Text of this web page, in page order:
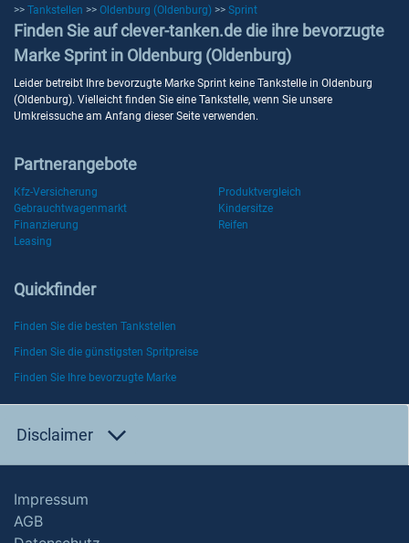
>> Tankstellen >> Oldenburg (Oldenburg) >> Sprint
Finden Sie auf clever-tanken.de die ihre bevorzugte
Marke Sprint in Oldenburg (Oldenburg)
Leider betreibt Ihre bevorzugte Marke Sprint keine Tankstelle in Oldenburg
(Oldenburg). Vielleicht finden Sie eine Tankstelle, wenn Sie unsere
Umkreissuche am Anfang dieser Seite verwenden.
Partnerangebote
Kfz-Versicherung
Produktvergleich
Gebrauchtwagenmarkt
Kindersitze
Finanzierung
Reifen
Leasing
Quickfinder
Finden Sie die besten Tankstellen
Finden Sie die günstigsten Spritpreise
Finden Sie Ihre bevorzugte Marke
Disclaimer
Impressum
AGB